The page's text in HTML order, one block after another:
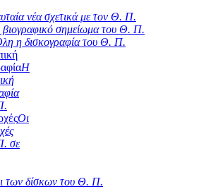
νέα σχετικά με τον Θ. Π.
βιογραφικό σημείωμα του Θ. Π.
η δισκογραφία του Θ. Π.
Η
Οι
σε
των δίσκων του Θ. Π.